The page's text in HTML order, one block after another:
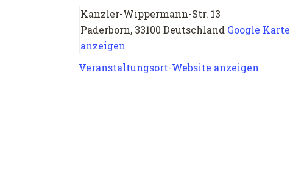
Kanzler-Wippermann-Str. 13
Paderborn, 33100 Deutschland Google Karte
anzeigen
Veranstaltungsort-Website anzeigen